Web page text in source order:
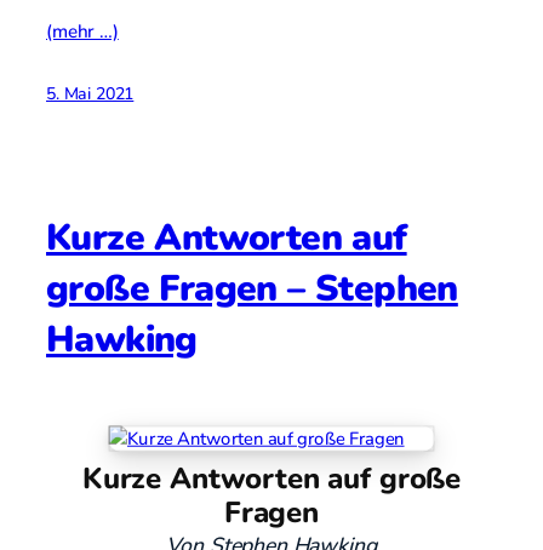
(mehr …)
5. Mai 2021
Kurze Antworten auf
große Fragen – Stephen
Hawking
Kurze Antworten auf große
Fragen